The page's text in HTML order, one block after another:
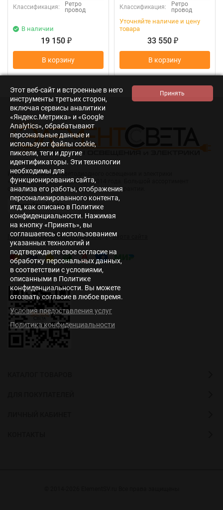
Классификация:
Ретро
провод
В наличии
19 150 ₽
В корзину
Классификация:
Ретро
провод
Уточняйте наличие и цену
товара
33 550 ₽
В корзину
Интернет-магазин светодиодного освещения и электрики
«Элемент света». Работаем с 2014 года. Большой ассортимент
светодиодной продукции и электрики, гарантии.
Политика персональных данных | Карта сайта
Этот веб-сайт и встроенные в него
инструменты третьих сторон,
включая сервисы аналитики
«Яндекс.Метрика» и «Google
Analytics», обрабатывают
персональные данные и
используют файлы cookie,
пиксели, теги и другие
идентификаторы. Эти технологии
необходимы для
функционирования сайта,
анализа его работы, отображения
персонализированного контента,
итд, как описано в Политике
конфиденциальности. Нажимая
на кнопку «Принять», вы
соглашаетесь с использованием
указанных технологий и
подтверждаете свое согласие на
обработку персональных данных,
в соответствии с условиями,
описанными в Политике
конфиденциальности. Вы можете
отозвать согласие в любое время.
Условия предоставления услуг
Политика конфиденциальности